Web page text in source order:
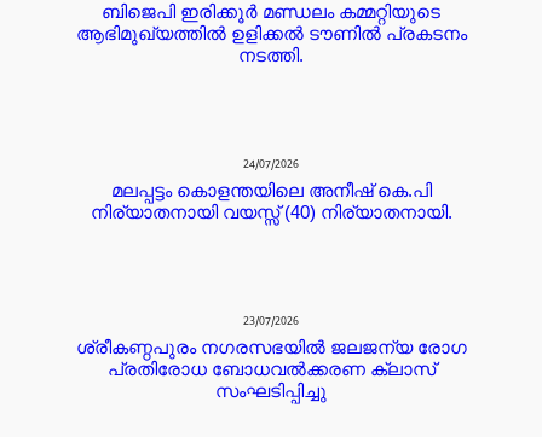
ബിജെപി ഇരിക്കൂർ മണ്ഡലം കമ്മറ്റിയുടെ
ആഭിമുഖ്യത്തിൽ ഉളിക്കൽ ടൗണിൽ പ്രകടനം
നടത്തി.
24/07/2026
മലപ്പട്ടം കൊളന്തയിലെ അനീഷ് കെ.പി
നിര്യാതനായി വയസ്സ് (40) നിര്യാതനായി.
23/07/2026
ശ്രീകണ്ഠപുരം നഗരസഭയിൽ ജലജന്യ രോഗ
പ്രതിരോധ ബോധവൽക്കരണ ക്ലാസ്
സംഘടിപ്പിച്ചു